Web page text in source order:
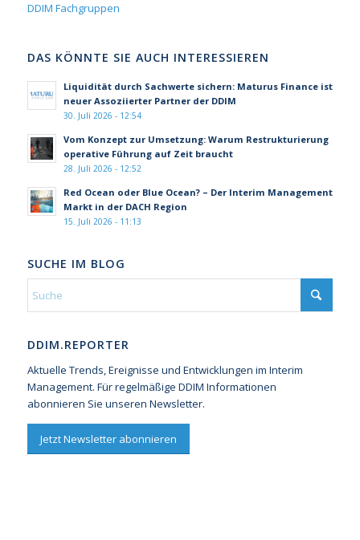
DDIM Fachgruppen
DAS KÖNNTE SIE AUCH INTERESSIEREN
Liquidität durch Sachwerte sichern: Maturus Finance ist
neuer Assoziierter Partner der DDIM
30. Juli 2026 - 12:54
Vom Konzept zur Umsetzung: Warum Restrukturierung
operative Führung auf Zeit braucht
28. Juli 2026 - 12:52
Red Ocean oder Blue Ocean? – Der Interim Management
Markt in der DACH Region
15. Juli 2026 - 11:13
SUCHE IM BLOG
DDIM.REPORTER
Aktuelle Trends, Ereignisse und Entwicklungen im Interim
Management. Für regelmäßige DDIM Informationen
abonnieren Sie unseren Newsletter.
Jetzt Newsletter abonnieren